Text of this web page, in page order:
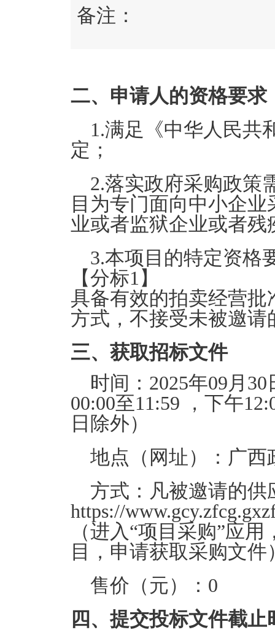
备注：
二、申请人的资格要求
1.满足《中华人民共
定；
2.落实政府采购政策
目为专门面向中小企
业或者监狱企业或者残
3.本项目的特定资格
【分标1】
具备有效的拍卖经营
方式，不接受未被邀
三、获取招标文件
时间： 2025年09月30
00:00至11:59 ，下午
日除外）
地点（网址）： 广西
方式： 凡被邀请的
https://
（进入“项目采购”应
目，申请获取采购文件
售价（元）： 0
四、提交投标文件截